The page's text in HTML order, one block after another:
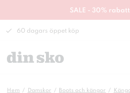
SALE - 30%
60 dagars öppet köp
Hem Damskor Boots och kängor